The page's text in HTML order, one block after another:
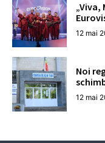
„Viva,
12 mai
Noi
12 mai